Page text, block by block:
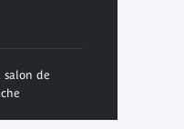
salon de